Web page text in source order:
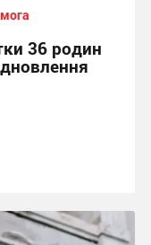
36 родин